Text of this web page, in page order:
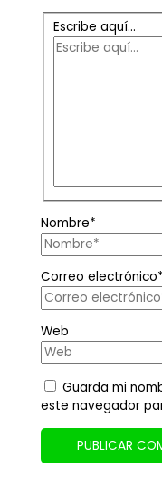
Escribe aquí...
Nombre*
Correo electrónico*
Web
Guarda mi
este navegador